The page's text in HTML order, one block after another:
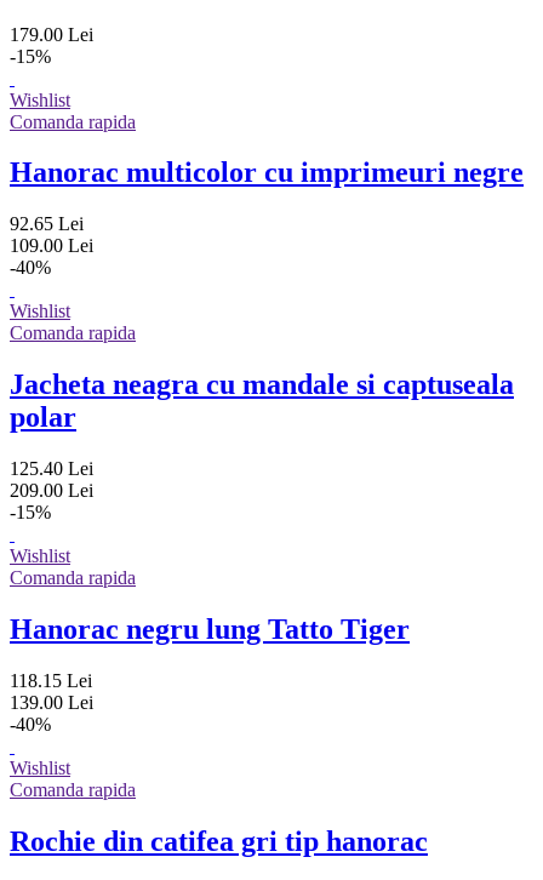
179.00 Lei
-15%
Wishlist
Comanda rapida
Hanorac multicolor cu imprimeuri negre
92.65 Lei
109.00 Lei
-40%
Wishlist
Comanda rapida
Jacheta neagra cu mandale si captuseala
polar
125.40 Lei
209.00 Lei
-15%
Wishlist
Comanda rapida
Hanorac negru lung Tatto Tiger
118.15 Lei
139.00 Lei
-40%
Wishlist
Comanda rapida
Rochie din catifea gri tip hanorac